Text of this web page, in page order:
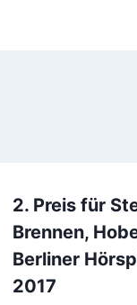
2. Preis für
Brennen,
Berliner
2017